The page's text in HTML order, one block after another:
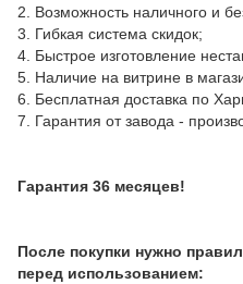
2. Возможность наличного и
3. Гибкая система скидок;
4. Быстрое изготовление
5. Наличие на витрине в
6. Бесплатная доставка по
7. Гарантия от завода -
Гарантия 36 месяцев!
После покупки нужно
перед использованием: